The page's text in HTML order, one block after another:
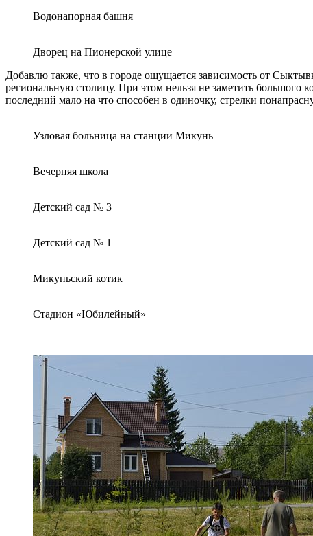
Водонапорная башня
Дворец на Пионерской улице
Добавлю также, что в городе ощущается зависимость от
региональную столицу. При этом нельзя не заметить большого
последний мало на что способен в одиночку, стрелки
Узловая больница на станции Микунь
Вечерняя школа
Детский сад № 3
Детский сад № 1
Микуньский котик
Стадион «Юбилейный»